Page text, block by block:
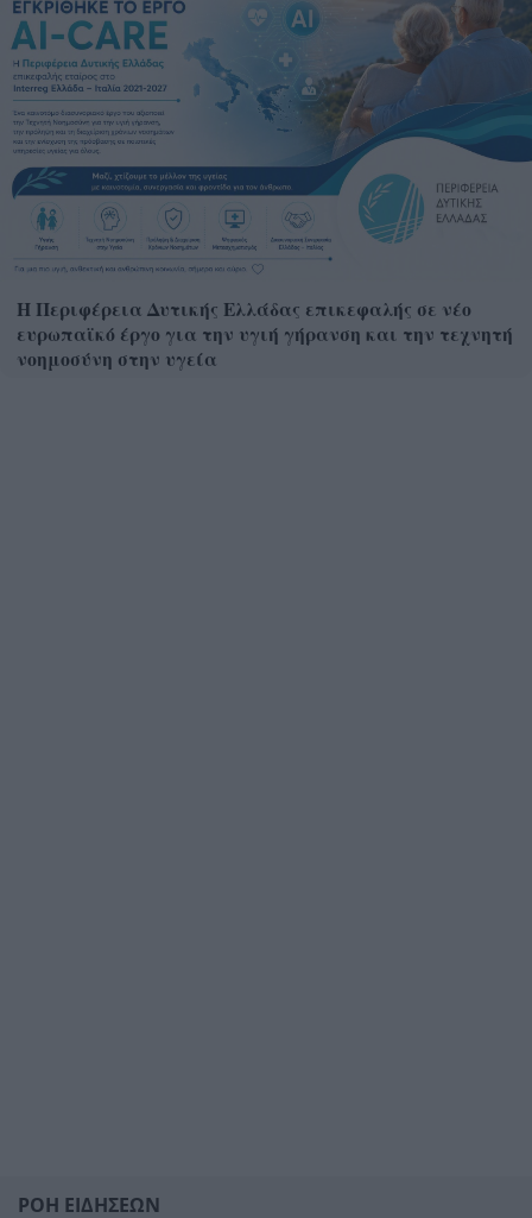
Η Περιφέρεια Δυτικής Ελλάδας επικεφαλής σε νέο
ευρωπαϊκό έργο για την υγιή γήρανση και την τεχνητή
νοημοσύνη στην υγεία
ΡΟΗ ΕΙΔΗΣΕΩΝ